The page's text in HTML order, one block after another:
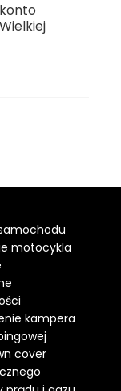
motocykla
kampera
cover